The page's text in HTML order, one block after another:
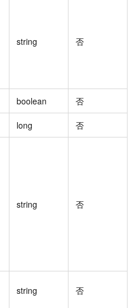
string 否
boolean 否
long 否
string 否
string 否